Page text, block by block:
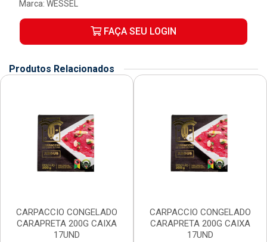
Marca: WESSEL
FAÇA SEU LOGIN
Produtos Relacionados
CARPACCIO CONGELADO
CARAPRETA 200G CAIXA
17UND
CARPACCIO CONGELADO
CARAPRETA 200G CAIXA
17UND